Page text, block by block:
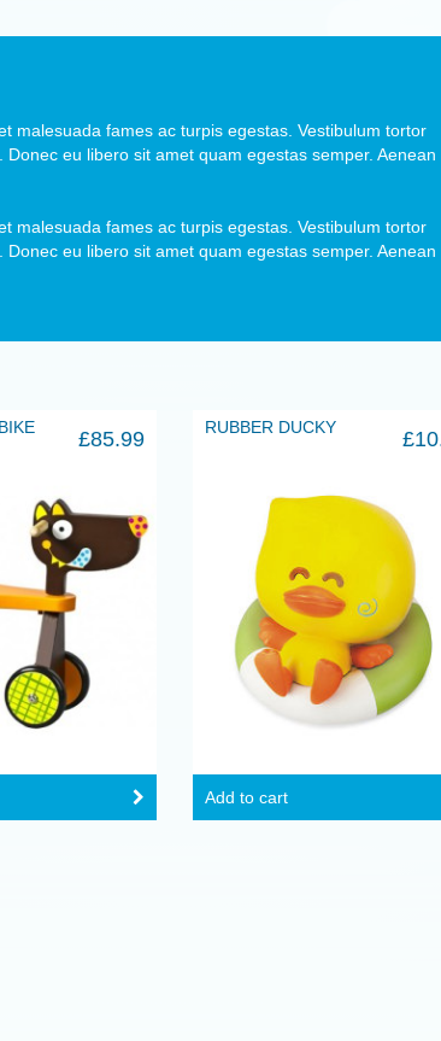
malesuada fames ac turpis egestas. Vestibulum tortor
eu libero sit amet quam egestas semper. Aenean
malesuada fames ac turpis egestas. Vestibulum tortor
eu libero sit amet quam egestas semper. Aenean
£85.99 RUBBER DUCKY £
Add to cart